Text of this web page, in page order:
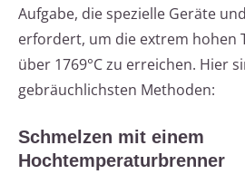
Aufgabe, die spezielle Geräte
erfordert, um die extrem hohen
über 1769°C zu erreichen. Hier
gebräuchlichsten Methoden:
Schmelzen mit einem
Hochtemperaturbrenner